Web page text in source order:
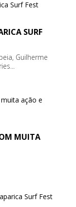
SURF
Guilherme
MUITA